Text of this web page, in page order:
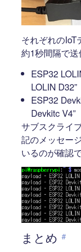
それぞれのIoT
約1秒間隔で送
ESP32
LOLIN D32”
ESP32
Devkitc V4”
サブスクライ
記のメッセー
いるのが確認
まとめ #